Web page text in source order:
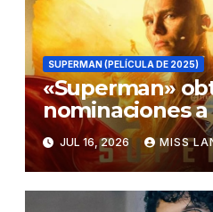
SUPERMAN (PELÍCULA DE 2025)
«Superman»
nominaciones a
Choice Super
JUL 16, 2026 MISS